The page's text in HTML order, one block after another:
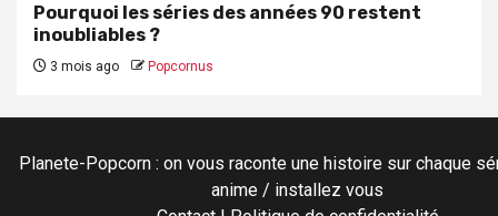
Pourquoi les séries des années 90 restent
inoubliables ?
3 mois ago Popcornus
Planete-Popcorn : on vous raconte une histoire sur chaque
anime / installez vous